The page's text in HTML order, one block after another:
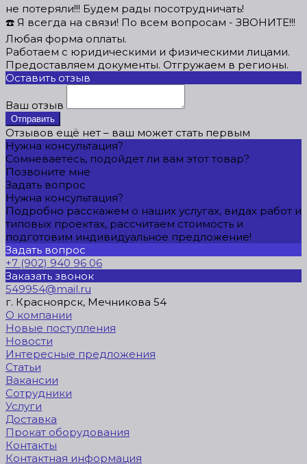
не потеряли!!! Будем рады посотрудничать!
☎️ Я всегда на связи! По всем вопросам - ЗВОНИТЕ!!!
Любая форма оплаты.
Работаем с юридическими и физическими лицами.
Предоставляем документы. Отгружаем в регионы.
Оставить отзыв
Ваш отзыв
Отправить
Отзывов ещё нет – ваш может стать первым
Нужна консультация?
Сомневаетесь, подойдет ли вам этот товар?
Позвоните мне
Задать вопрос
Нужна консультация?
Подробно расскажем о наших услугах, видах работ и
типовых проектах, рассчитаем стоимость и
подготовим индивидуальное предложение!
Задать вопрос
+7 (902) 940 96 06
Заказать звонок
549954@mail.ru
г. Красноярск, Мечникова 54
О компании
Новые поступления
Новости
Интересные предложения
Статьи
Вакансии
Сотрудники
Услуги
Доставка
Прокат оборудования
Контакты
Контактная информация